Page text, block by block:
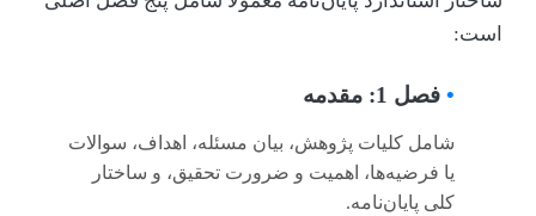
فصل 1: مقدمه
شامل کلیات پژوهش، بیان مسئله، اهداف، سوالات
یا فرضیه‌ها، اهمیت و ضرورت تحقیق، و ساختار
کلی پایان‌نامه.